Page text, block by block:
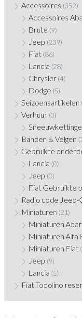
Accessoires (352)
Accessoires
Brute (9)
Jeep (239)
Fiat (86)
Lancia (28)
Chrysler (4)
Dodge (5)
Seizoensartikelen
Verhuur (0)
Banden & Velgen
Gebruikte
Lancia (0)
Jeep (0)
Fiat Gebruikte
Radio code
Miniaturen (21)
Miniaturen
Miniaturen Alfa
Miniaturen Fiat
Jeep (9)
Lancia (5)
Fiat Topolino